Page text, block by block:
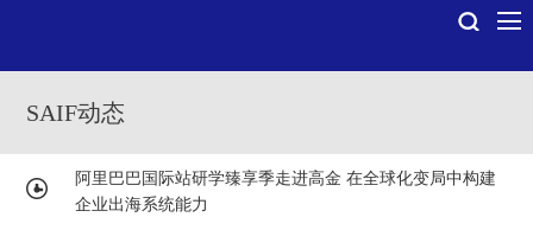
SAIF动态
阿里巴巴国际站研学臻享季走进高金 在全球化变局中构建
企业出海系统能力